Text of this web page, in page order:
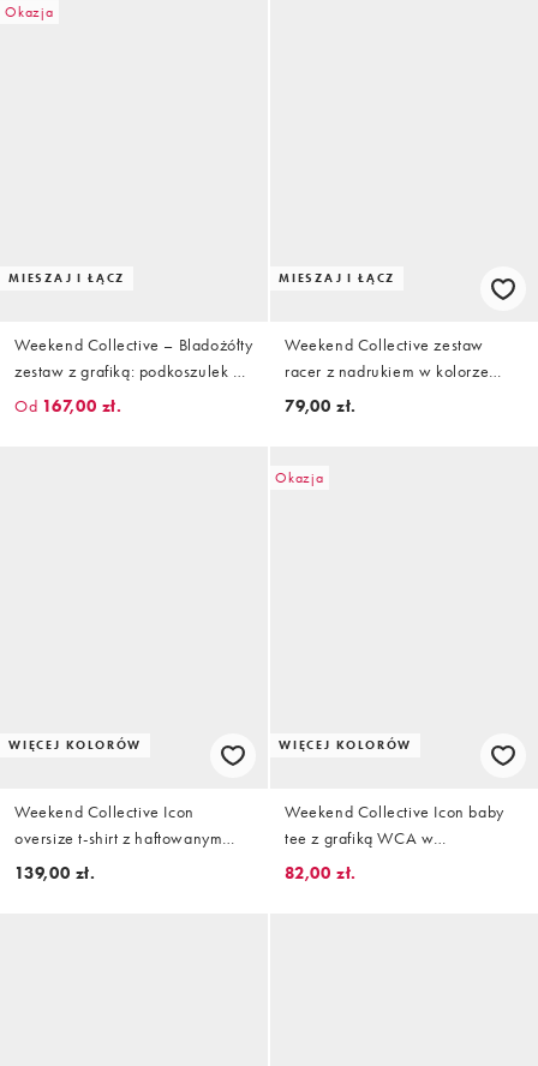
Okazja
MIESZAJ I ŁĄCZ
Weekend Collective – Bladożółty
zestaw z grafiką: podkoszulek o
fasonie bokserki i joggersy z
Od 167,00 zł.
MIESZAJ I ŁĄCZ
Weekend Collective zestaw
racer z nadrukiem w kolorze
buttermilk
79,00 zł.
WIĘCEJ KOLORÓW
Weekend Collective Icon
oversize t-shirt z haftowanym
nadrukiem WCA w
139,00 zł.
Okazja
WIĘCEJ KOLORÓW
Weekend Collective Icon baby
tee z grafiką WCA w
jaskrawoczerwonym kolorze
82,00 zł.